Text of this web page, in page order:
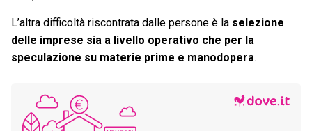
L’altra difficoltà riscontrata dalle persone è la selezione
delle imprese sia a livello operativo che per la
speculazione su materie prime e manodopera.